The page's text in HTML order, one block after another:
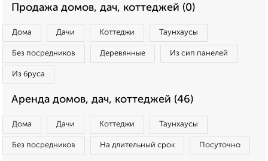
Продажа домов, дач, коттеджей (0)
Дома Дачи Коттеджи Таунхаусы
Без посредников Деревянные Из сип панелей
Из бруса
Аренда домов, дач, коттеджей (46)
Дома Дачи Коттеджи Таунхаусы
Без посредников На длительный срок Посуточно